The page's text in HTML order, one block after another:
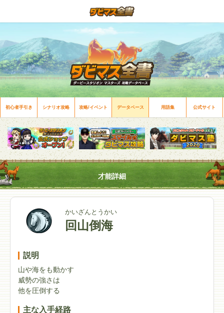
初心者手引き シナリオ攻略 攻略/イベント データベース 用語集 公式サイト
才能詳細
かいざんとうかい
回山倒海
説明
山や海をも動かす
威勢の強さは
他を圧倒する
主な入手経路